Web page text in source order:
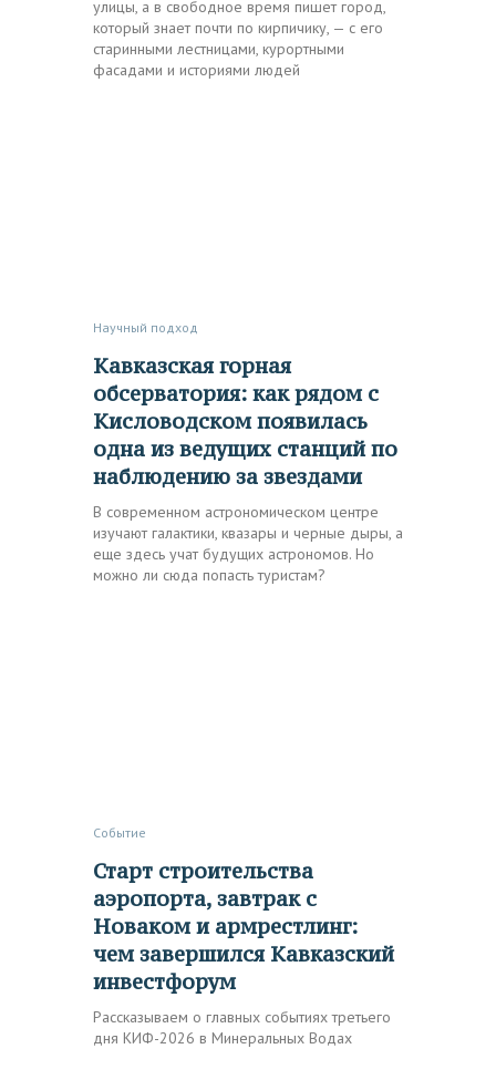
улицы, а в свободное время пишет город,
который знает почти по кирпичику, — с его
старинными лестницами, курортными
фасадами и историями людей
Научный подход
Кавказская горная
обсерватория: как рядом с
Кисловодском появилась
одна из ведущих станций по
наблюдению за звездами
В современном астрономическом центре
изучают галактики, квазары и черные дыры, а
еще здесь учат будущих астрономов. Но
можно ли сюда попасть туристам?
Событие
Старт строительства
аэропорта, завтрак с
Новаком и армрестлинг:
чем завершился Кавказский
инвестфорум
Рассказываем о главных событиях третьего
дня КИФ-2026 в Минеральных Водах